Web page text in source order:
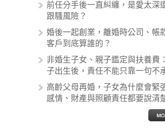
案例中最後都走向訴訟流程，我
果不幸遇到相關醫療糾紛時究竟
麼處理呢？醫療糾紛相關的內容
非常多，有些案例…
前任分手後一直糾纏，是愛太深
跟騷風險？
婚後一起創業，離婚時公司、帳
客戶到底算誰的？
非婚生子女、親子鑑定與扶養費
子出生後，責任不能只靠一句不
高齡父母再婚，子女為什麼會緊
感情、財產與照顧責任都要說清